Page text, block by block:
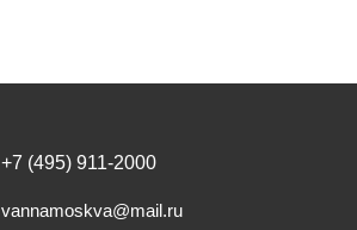
+7 (495) 911-2000
vannamoskva@mail.ru